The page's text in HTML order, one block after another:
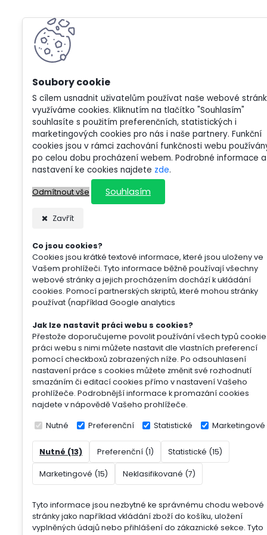
S cílem usnadnit uživatelům používat naše webové
využíváme cookies. Kliknutím na tlačítko "Souhlasím"
souhlasíte s použitím preferenčních, statistických i
marketingových cookies pro nás i naše partnery. Funkční
cookies jsou v rámci zachování funkčnosti webu
po celou dobu procházení webem. Podrobné informace a
nastavení ke cookies najdete zde.
Odmítnout vše Souhlasím
Zavřít
Co jsou cookies?
Cookies jsou krátké textové informace, které jsou uloženy ve
Vašem prohlížeči. Tyto informace běžně používají všechny
webové stránky a jejich procházením dochází k ukládání
cookies. Pomocí partnerských skriptů, které mohou stránky
používat (například Google analytics
Jak lze nastavit práci webu s cookies?
Přestože doporučujeme povolit používání všech typů
práci webu s nimi můžete nastavit dle vlastních preferencí
pomocí checkboxů zobrazených níže. Po odsouhlasení
nastavení práce s cookies můžete změnit své rozhodnutí
smazáním či editací cookies přímo v nastavení Vašeho
prohlížeče. Podrobnější informace k promazání cookies
najdete v nápovědě Vašeho prohlížeče.
Nutné Preferenční Statistické Marketingové
Nutné (13) Preferenční (1) Statistické (15)
Marketingové (15) Neklasifikované (7)
Tyto informace jsou nezbytné ke správnému chodu webové
stránky jako například vkládání zboží do košíku, uložení
vyplněných údajů nebo přihlášení do zákaznické sekce. Tyto